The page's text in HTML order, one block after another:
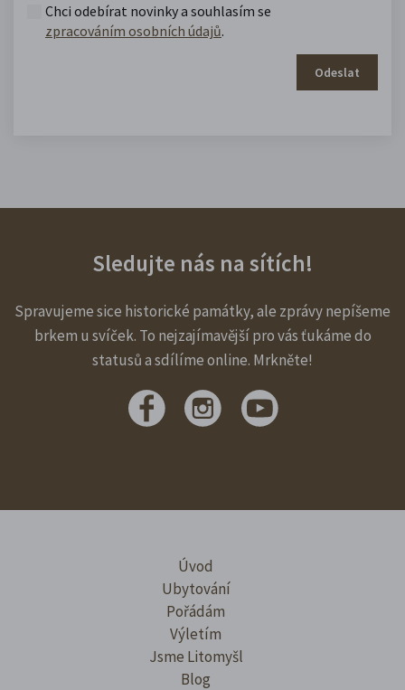
Chci odebírat novinky a souhlasím se
zpracováním osobních údajů.
Odeslat
Sledujte nás na sítích!
Spravujeme sice historické památky, ale zprávy nepíšeme
brkem u svíček. To nejzajímavější pro vás ťukáme do
statusů a sdílíme online. Mrkněte!
Úvod
Ubytování
Pořádám
Výletím
Jsme Litomyšl
Blog